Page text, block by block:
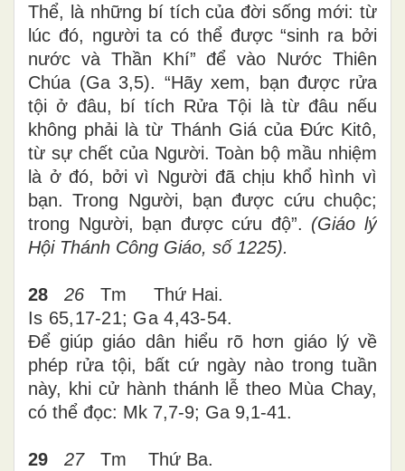
Thể, là những bí tích của đời sống mới: từ
lúc đó, người ta có thể được “sinh ra bởi
nước và Thần Khí” để vào Nước Thiên
Chúa (Ga 3,5). “Hãy xem, bạn được rửa
tội ở đâu, bí tích Rửa Tội là từ đâu nếu
không phải là từ Thánh Giá của Đức Kitô,
từ sự chết của Người. Toàn bộ mầu nhiệm
là ở đó, bởi vì Người đã chịu khổ hình vì
bạn. Trong Người, bạn được cứu chuộc;
trong Người, bạn được cứu độ”. (Giáo lý
Hội Thánh Công Giáo, số 1225).
28 26 Tm Thứ Hai.
Is 65,17-21; Ga 4,43-54.
Để giúp giáo dân hiểu rõ hơn giáo lý về
phép rửa tội, bất cứ ngày nào trong tuần
này, khi cử hành thánh lễ theo Mùa Chay,
có thể đọc: Mk 7,7-9; Ga 9,1-41.
29 27Tm Thứ Ba.